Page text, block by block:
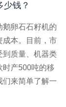
钱？
鹅卵石石籽机的
成本。目前，市
到质量、机器类
时产500吨的移
们来简单了解一